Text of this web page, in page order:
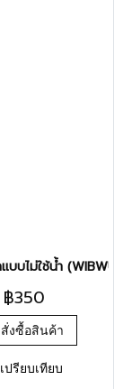
Paint Prep)
บบไม่ใช้น้ำ
฿350
สั่งซื้อสินค้า
เปรียบเทียบ